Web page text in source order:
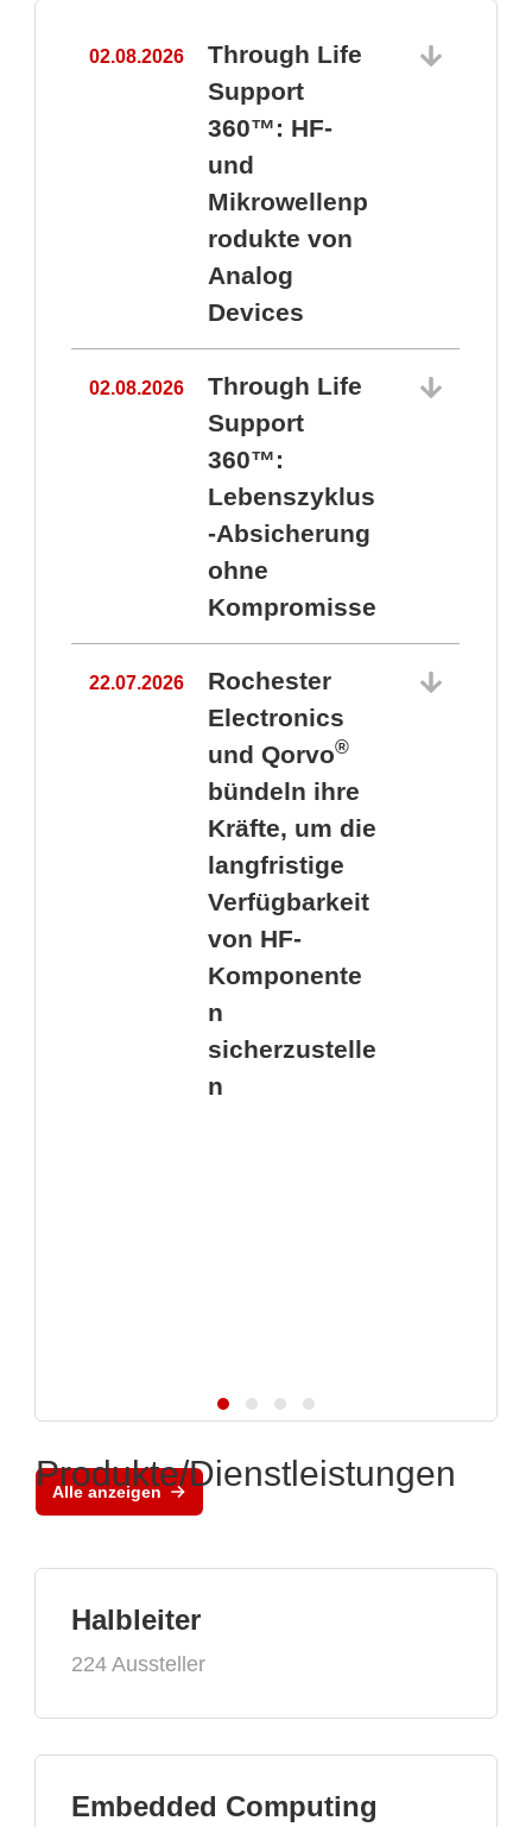
02.08.2026
Through Life
Support
360™: HF-
und
Mikrowellenp
rodukte von
Analog
Devices
02.08.2026
Through Life
Support
360™:
Lebenszyklus
-Absicherung
ohne
Kompromisse
22.07.2026
Rochester
Electronics
und Qorvo®
bündeln ihre
Kräfte, um die
langfristige
Verfügbarkeit
von HF-
Komponente
n
sicherzustelle
n
Alle anzeigen
Produkte/Dienstleistungen
Halbleiter
224 Aussteller
Embedded Computing